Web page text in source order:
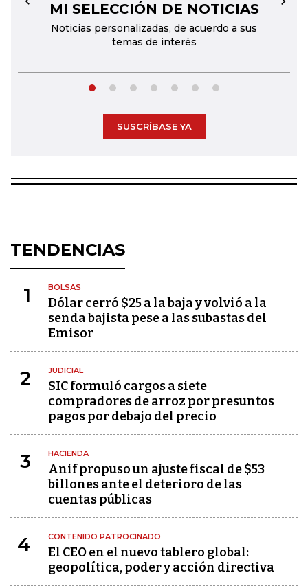
MI SELECCIÓN DE NOTICIAS
Noticias personalizadas, de acuerdo a sus
temas de interés
← →
SUSCRÍBASE YA
TENDENCIAS
1 BOLSAS
Dólar cerró $25 a la baja y volvió a la
senda bajista pese a las subastas del
Emisor
2 JUDICIAL
SIC formuló cargos a siete
compradores de arroz por presuntos
pagos por debajo del precio
3 HACIENDA
Anif propuso un ajuste fiscal de $53
billones ante el deterioro de las
cuentas públicas
4 CONTENIDO PATROCINADO
El CEO en el nuevo tablero global:
geopolítica, poder y acción directiva